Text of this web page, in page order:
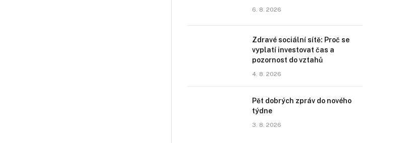
6. 8. 2026
Zdravé sociální sítě: Proč se
vyplatí investovat čas a
pozornost do vztahů
4. 8. 2026
Pět dobrých zpráv do nového
týdne
3. 8. 2026